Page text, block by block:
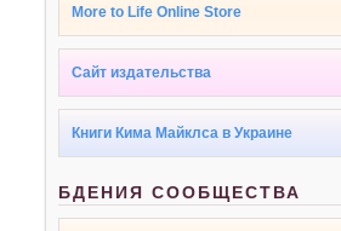
More to Life Online Store
Сайт издательства
Книги Кима Майклса в Украине
БДЕНИЯ СООБЩЕСТВА